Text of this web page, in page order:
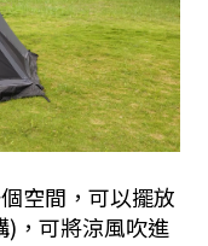
空間，可以擺放
)，可將涼風吹進